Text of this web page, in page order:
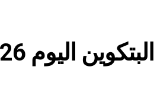
26-03-2024.